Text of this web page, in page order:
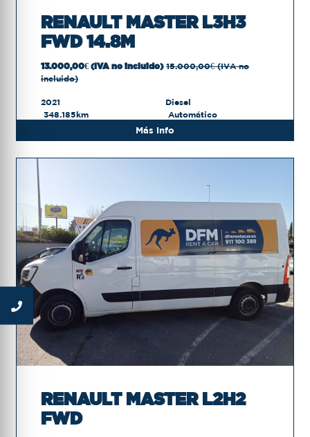
RENAULT MASTER L3H3
FWD 14.8M
13.000,00€ (IVA no incluido) 15.000,00€ (IVA no
incluido)
2021
Diesel
348.185km
Automático
Más info
RENAULT MASTER L2H2
FWD